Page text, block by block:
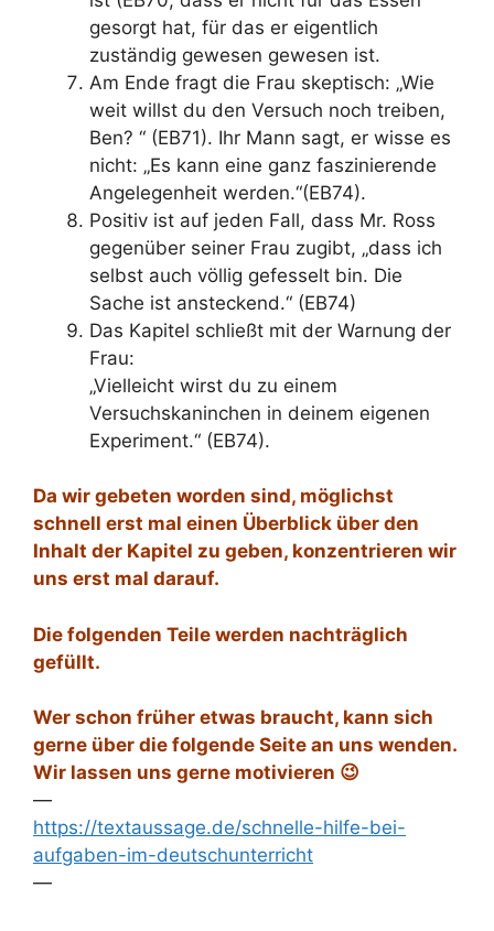
gesorgt hat, für das er eigentlich
zuständig gewesen gewesen ist.
Am Ende fragt die Frau skeptisch: „Wie
weit willst du den Versuch noch treiben,
Ben? “ (EB71). Ihr Mann sagt, er wisse es
nicht: „Es kann eine ganz faszinierende
Angelegenheit werden.“(EB74).
Positiv ist auf jeden Fall, dass Mr. Ross
gegenüber seiner Frau zugibt, „dass ich
selbst auch völlig gefesselt bin. Die
Sache ist ansteckend.“ (EB74)
Das Kapitel schließt mit der Warnung der
Frau:
„Vielleicht wirst du zu einem
Versuchskaninchen in deinem eigenen
Experiment.“ (EB74).
Da wir gebeten worden sind, möglichst
schnell erst mal einen Überblick über den
Inhalt der Kapitel zu geben, konzentrieren wir
uns erst mal darauf.
Die folgenden Teile werden nachträglich
gefüllt.
Wer schon früher etwas braucht, kann sich
gerne über die folgende Seite an uns wenden.
Wir lassen uns gerne motivieren 😉
—
https://textaussage.de/schnelle-hilfe-bei-
aufgaben-im-deutschunterricht
—